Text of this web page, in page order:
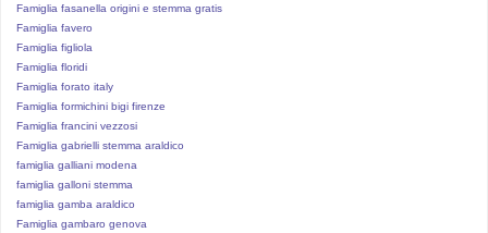
Famiglia fasanella origini e stemma gratis
Famiglia favero
Famiglia figliola
Famiglia floridi
Famiglia forato italy
Famiglia formichini bigi firenze
Famiglia francini vezzosi
Famiglia gabrielli stemma araldico
famiglia galliani modena
famiglia galloni stemma
famiglia gamba araldico
Famiglia gambaro genova